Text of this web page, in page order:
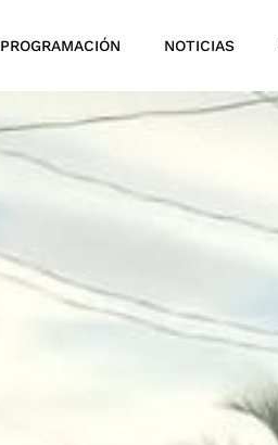
PROGRAMACIÓN NOTICIAS